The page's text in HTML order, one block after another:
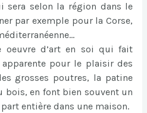
sera selon la région dans le
par exemple pour la Corse,
oeuvre d’art en soi qui fait
pour le plaisir des
grosses poutres, la patine
en font bien souvent un
entière dans une maison.